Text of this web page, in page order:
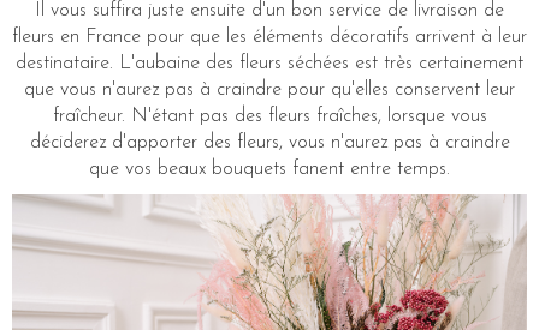
Il vous suffira juste ensuite d'un bon service de livraison de
fleurs en France pour que les éléments décoratifs arrivent à leur
destinataire. L'aubaine des fleurs séchées est très certainement
que vous n'aurez pas à craindre pour qu'elles conservent leur
fraîcheur. N'étant pas des fleurs fraîches, lorsque vous
déciderez d'apporter des fleurs, vous n'aurez pas à craindre
que vos beaux bouquets fanent entre temps.